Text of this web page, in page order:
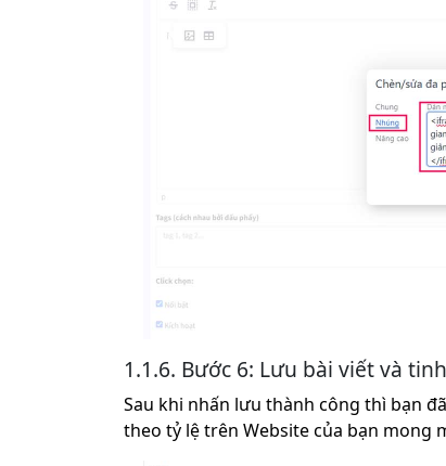
1.1.6. Bước 6: Lưu bài viết và
Sau khi nhấn lưu thành công thì bạn
theo tỷ lệ trên Website của bạn mong